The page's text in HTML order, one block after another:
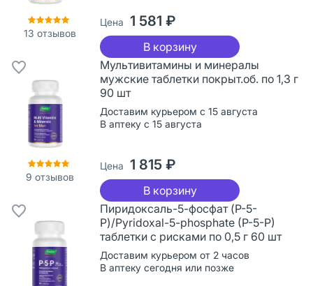
13 отзывов
Цена 1 581 ₽
В корзину
9 отзывов
Мультивитамины и минералы
мужские таблетки покрыт.об. по 1,3 г
90 шт
Доставим курьером с 15 августа
В аптеку с 15 августа
Цена 1 815 ₽
В корзину
Пиридоксаль-5-фосфат (P-5-
P)/Pyridoxal-5-phosphate (P-5-P)
таблетки с рисками по 0,5 г 60 шт
Доставим курьером от 2 часов
В аптеку сегодня или позже